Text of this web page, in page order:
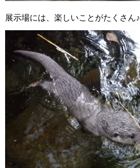
展示場には、楽しいことがたくさん♪